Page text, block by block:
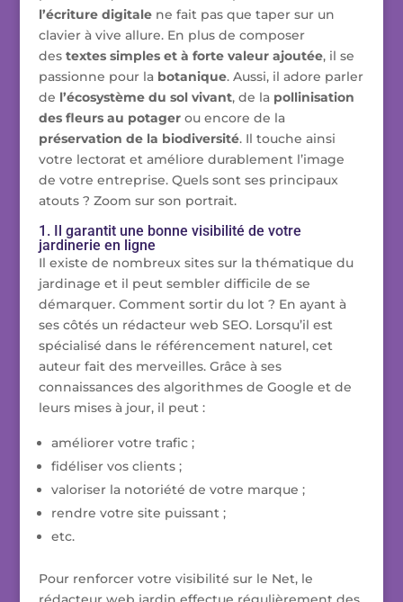
l’écriture digitalene fait pas que taper sur un
clavier à vive allure. En plus de composer
des textes simples et à forte valeur ajoutée, il se
passionne pour la botanique. Aussi, il adore parler
de l’écosystème du sol vivant, de la pollinisation
des fleurs au potagerou encore de la
préservation de la biodiversité. Il touche ainsi
votre lectorat et améliore durablement l’image
de votre entreprise. Quels sont ses principaux
atouts ? Zoom sur son portrait.
1. Il garantit une bonne visibilité de votre
jardinerie en ligne
Il existe de nombreux sites sur la thématique du
jardinage et il peut sembler difficile de se
démarquer. Comment sortir du lot ? En ayant à
ses côtés un rédacteur web SEO. Lorsqu’il est
spécialisé dans le référencement naturel, cet
auteur fait des merveilles. Grâce à ses
connaissances des algorithmes de Google et de
leurs mises à jour, il peut :
améliorer votre trafic ;
fidéliser vos clients ;
valoriser la notoriété de votre marque ;
rendre votre site puissant ;
etc.
Pour renforcer votre visibilité sur le Net, le